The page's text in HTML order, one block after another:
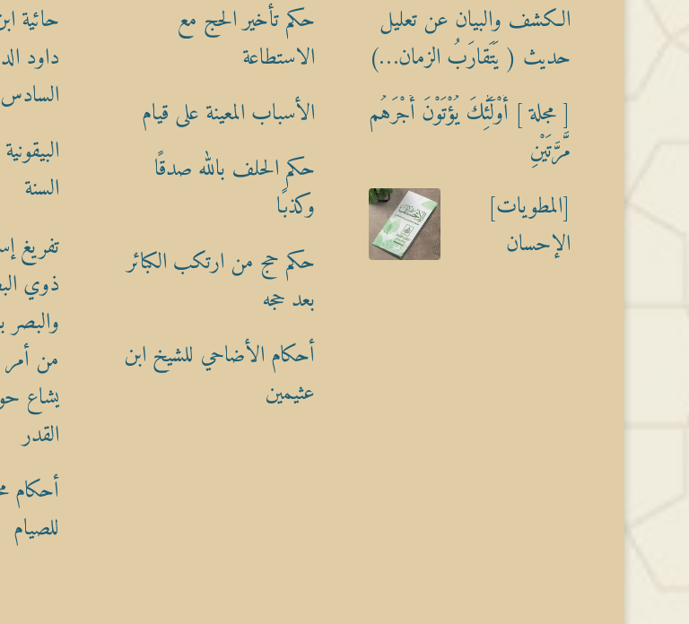
الكشف والبيان عن تعليل
حديث ( يَتَقارَبُ الزمان…)
[ مجلة ] أُوْلَٰٓئِكَ يُؤْتَوْنَ أَجْرَهُم
مَّرَّتَيْنِ
[المطويات]
الإحسان
حكم تأخير الحج مع
الاستطاعة
الأسباب المعينة على قيام
حكم الحلف بالله صدقًا
وكذبًا
حكم حج من ارتكب الكبائر
بعد حجه
أحكام الأضاحي للشيخ ابن
عثيمين
حائية
داود
السادس
السنة
تفريغ
ذوي
والبصر
من
يشاع
القدر
أحكام
للصيام